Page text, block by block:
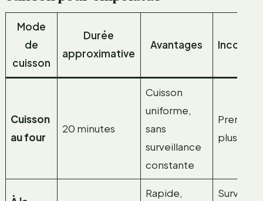
Mode
de
cuisson
Durée
approximative
Avantages
Cuisson
au four
20 minutes
Cuisson
uniforme,
sans
surveillance
constante
Prend un
plus de
Rapide,